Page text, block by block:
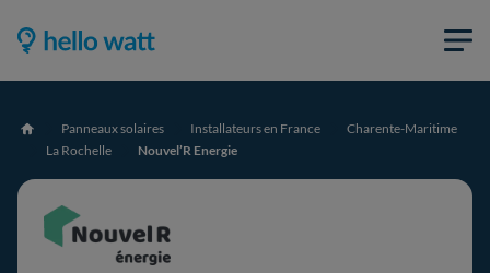
Accueil Panneaux solaires Installateurs en France
Charente-Maritime
La Rochelle
Nouvel’R Energie